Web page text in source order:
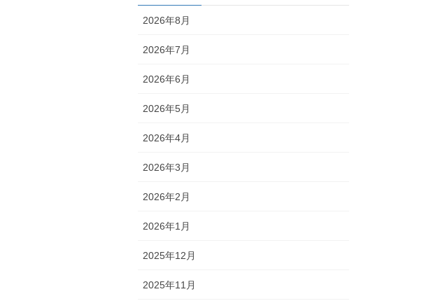
2026年8月
2026年7月
2026年6月
2026年5月
2026年4月
2026年3月
2026年2月
2026年1月
2025年12月
2025年11月